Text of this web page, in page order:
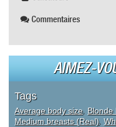
Commentaires
AIMEZ-
Tags
Average body size, Blonde
Medium breasts (Real),